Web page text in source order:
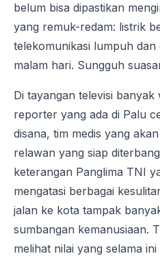
belum bisa dipastikan
yang remuk-redam: listrik
telekomunikasi lumpuh
malam hari. Sungguh
Di tayangan televisi
reporter yang ada di Palu
disana, tim medis yang
relawan yang siap
keterangan Panglima TNI
mengatasi berbagai
jalan ke kota tampak
sumbangan kemanusiaan.
melihat nilai yang selama